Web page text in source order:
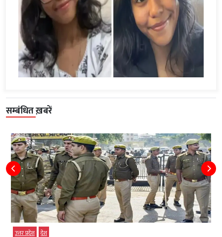
सम्बंधित ख़बरें
उत्तर प्रदेश देश